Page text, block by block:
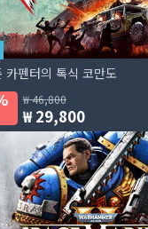
카펜터의 톡식 코만도
46,800
29,800